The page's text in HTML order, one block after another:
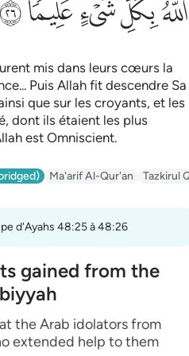
ﲛﲜﲝﲞﲟ
mis dans leurs cœurs la
Puis Allah fit descendre Sa
que sur les croyants, et les
dont ils étaient les plus
est Omniscient.
Ma'arif Al-Qur'an Tazkirul
d'Ayahs 48:25 à 48:26
gained from the
the Arab idolators from
extended help to them